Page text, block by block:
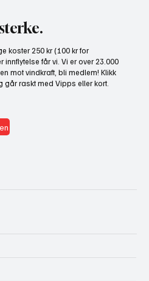
koster 250 kr (100 kr for
innflytelse får vi. Vi er over 23.000
mot vindkraft, bli medlem! Klikk
raskt med Vipps eller kort.